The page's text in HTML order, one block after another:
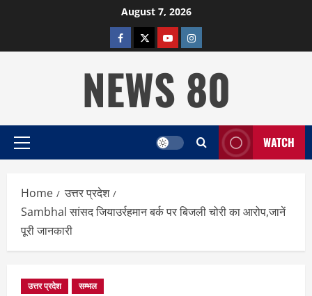
August 7, 2026
facebooktwitterYOUTUBE
instagram
NEWS 80
Primary
WATCH
Home
उत्तर प्रदेश
Sambhal सांसद जियाउर्रहमान बर्क पर बिजली चोरी का आरोप,जानें
पूरी जानकारी
उत्तर प्रदेश सम्भल